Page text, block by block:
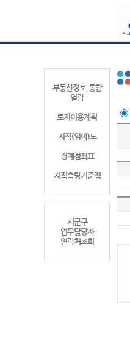
부동산정보 통합
열람
토지이용계획
지적(임야)도
경계점좌표
지적측량기준점
시군구
업무담당자
연락처조회